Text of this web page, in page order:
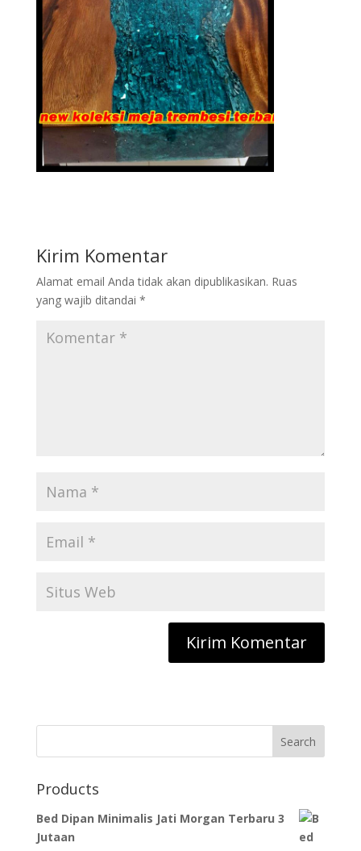
Kirim Komentar
Alamat email Anda tidak akan dipublikasikan. Ruas
yang wajib ditandai *
Search
Products
Bed Dipan Minimalis Jati Morgan Terbaru 3
Jutaan